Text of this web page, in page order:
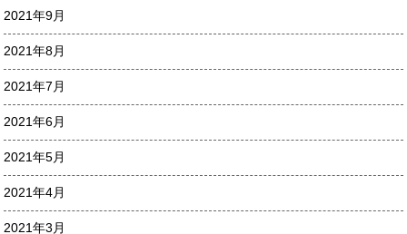
2021年9月
2021年8月
2021年7月
2021年6月
2021年5月
2021年4月
2021年3月